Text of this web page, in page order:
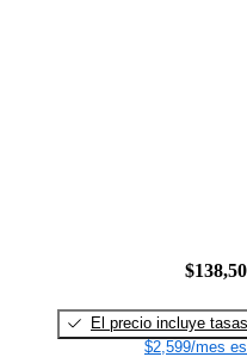
El precio incluye tasas
$2,599/mes